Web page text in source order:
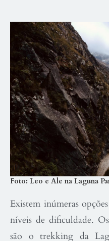
Foto: Leo e Ale na Laguna
Existem inúmeras
níveis de dificuldade.
são o trekking da